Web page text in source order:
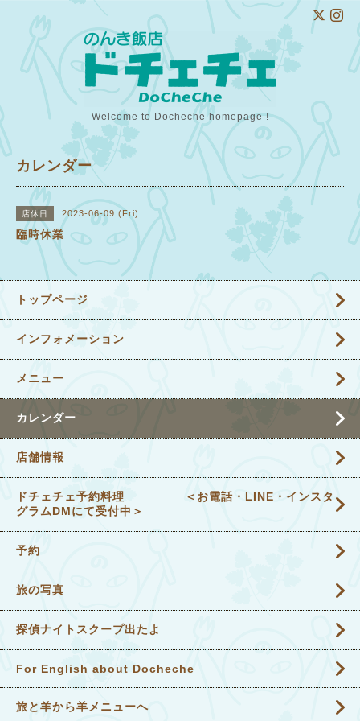
Welcome to Docheche homepage !
カレンダー
店休日 2023-06-09 (Fri)
臨時休業
トップページ
インフォメーション
メニュー
カレンダー
店舗情報
ドチェチェ予約料理 ＜お電話・LINE・インスタ
グラムDMにて受付中＞
予約
旅の写真
探偵ナイトスクープ出たよ
For English about Docheche
旅と羊から羊メニューへ